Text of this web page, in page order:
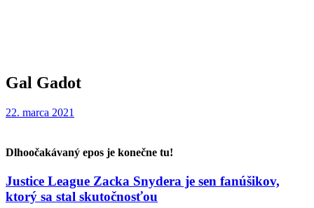
Gal Gadot
22. marca 2021
Dlhoočakávaný epos je konečne tu!
Justice League Zacka Snydera je sen fanúšikov,
ktorý sa stal skutočnosťou